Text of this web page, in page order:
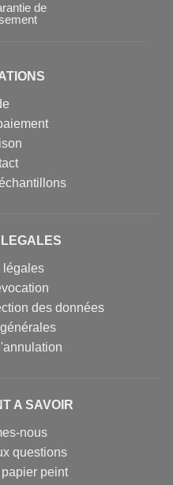
de
légales
des données
A SAVOIR
nous
questions
peint